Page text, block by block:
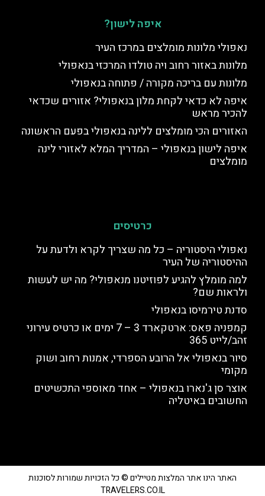
איפה לישון?
נאפולי מלונות מומלצים במרכז העיר
מלונות באזור רחוב ויה טולדו המרכזי בנאפולי
מלונות עם בריכה מקורה / פתוחה בנאפולי
איפה לא כדאי לקחת מלון בנאפולי? אזורים שכדאי
להכיר מראש
האזורים הכי מומלצים ללינה בנאפולי בפעם הראשונה
איפה לישון בנאפולי – המדריך המלא לאזורי לינה
מומלצים
כרטיסים
נאפולי היסטוריה – כל מה שצריך לקרא ולדעת על
ההיסטוריה של העיר
למה מומלץ להגיע לפוזיטנו מנאפולי? מה יש לעשות
ולראות שם?
סדנת טירמיסו בנאפולי
קמפניה פאס: ארטקארד 3 – 7 ימים או כרטיס עירוני
זהב/לייט 365
סיור בנאפולי אל הרובע הספרדי, אמנות רחוב ושוק
מקומי
אוצר סן ג'נארו בנאפולי – אחד מאוספי התכשיטים
החשובים באיטליה
האתר הינו אתר המלצות מטיילים © כל הזכויות שמורות לסוכנות
TRAVELERS.CO.IL